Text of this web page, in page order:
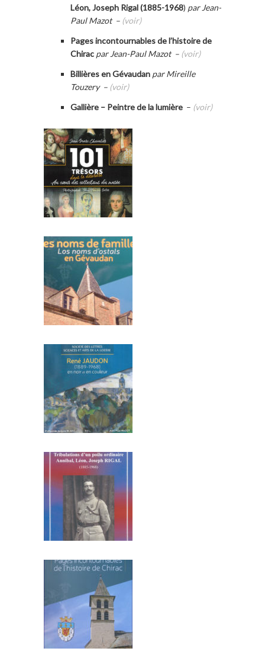
Léon, Joseph Rigal (1885-1968) par Jean-
Paul Mazot – (voir)
Pages incontournables de l’histoire de
Chirac par Jean-Paul Mazot – (voir)
Billières en Gévaudan par Mireille
Touzery – (voir)
Gallière – Peintre de la lumière – (voir)